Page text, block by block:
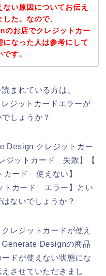
ない原因についてお伝え
た。なので、
お店でクレジットカー
になった人は参考にして
す。
まれている方は、
ジットカードエラーが
しょうか？
Design クレジットカー
ジットカード 失敗】【
カード 使えない】
トカード エラー】とい
ないでしょうか？
レジットカードが使え
Designの商品
ドが使えない状態にな
させていただきまし